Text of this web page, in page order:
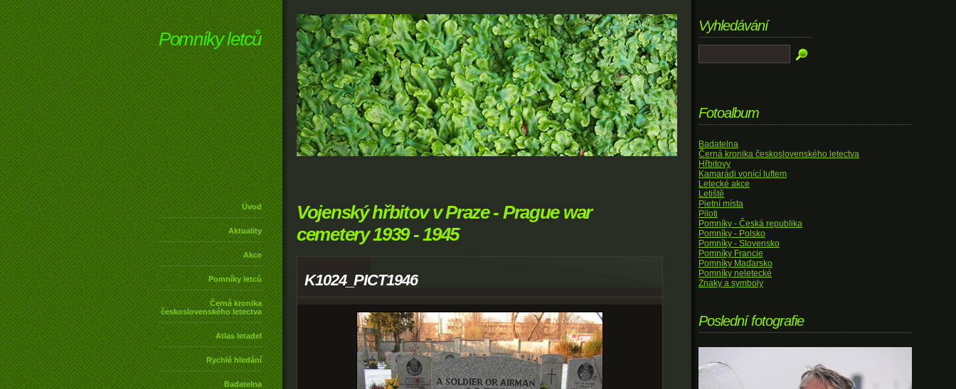
Pomníky letců
Úvod
Aktuality
Akce
Pomníky letců
Černá kronika
československého letectva
Atlas letadel
Rychlé hledání
Badatelna
Vojenský hřbitov v Praze - Prague war
cemetery 1939 - 1945
K1024_PICT1946
Vyhledávání
Fotoalbum
Badatelna
Černá kronika československého letectva
Hřbitovy
Kamarádi vonící luftem
Letecké akce
Letiště
Pietní místa
Piloti
Pomníky - Česká republika
Pomníky - Polsko
Pomníky - Slovensko
Pomníky Francie
Pomníky Maďarsko
Pomníky neletecké
Znaky a symboly
Poslední fotografie